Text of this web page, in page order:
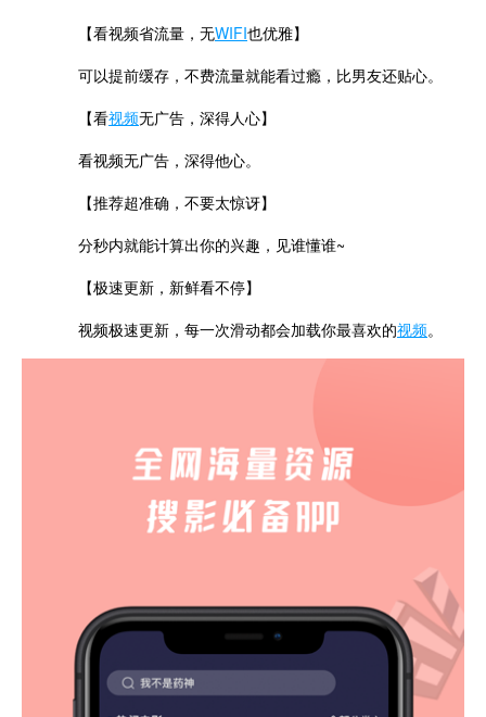
【看视频省流量，无WIFI也优雅】
可以提前缓存，不费流量就能看过瘾，比男友还贴心。
【看视频无广告，深得人心】
看视频无广告，深得他心。
【推荐超准确，不要太惊讶】
分秒内就能计算出你的兴趣，见谁懂谁~
【极速更新，新鲜看不停】
视频极速更新，每一次滑动都会加载你最喜欢的视频。